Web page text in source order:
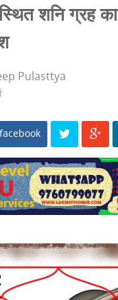
स्थित शनि ग्रह
Pulasttya